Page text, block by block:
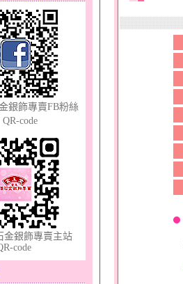
～金銀鋼女套鍊
～金銀鋼套鍊
銀飾專賣FB粉絲
QR-code
金銀飾專賣主站
code